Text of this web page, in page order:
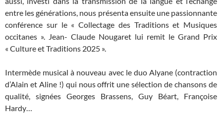
entre les générations, nous présenta ensuite une passionnante
conférence sur le « Collectage des Traditions et Musiques
occitanes ». Jean- Claude Nougaret lui remit le Grand Prix
« Culture et Traditions 2025 ».
Intermède musical à nouveau avec le duo Alyane (contraction
d’Alain et Aline !) qui nous offrit une sélection de chansons de
qualité, signées Georges Brassens, Guy Béart, Françoise
Hardy…